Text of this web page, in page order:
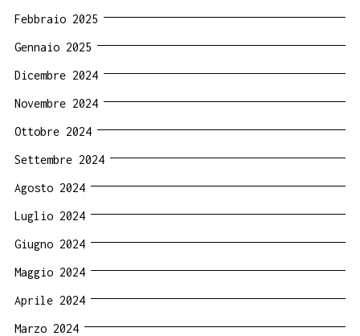
Febbraio 2025
Gennaio 2025
Dicembre 2024
Novembre 2024
Ottobre 2024
Settembre 2024
Agosto 2024
Luglio 2024
Giugno 2024
Maggio 2024
Aprile 2024
Marzo 2024